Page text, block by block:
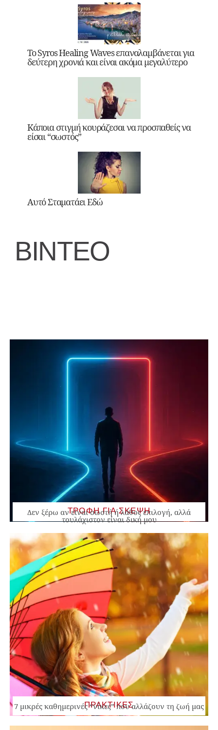
Το Syros Healing Waves επαναλαμβάνεται για
δεύτερη χρονιά και είναι ακόμα μεγαλύτερο
Κάποια στιγμή κουράζεσαι να προσπαθείς να
είσαι “σωστός”
Αυτό Σταματάει Εδώ
ΒΙΝΤΕΟ
ΤΡΟΦΗ ΓΙΑ ΣΚΕΨΗ
Δεν ξέρω αν είναι σωστή ή λάθος επιλογή, αλλά
τουλάχιστον είναι δική μου
ΠΡΑΚΤΙΚΕΣ
7 μικρές καθημερινές “νίκες” που αλλάζουν τη ζωή μας